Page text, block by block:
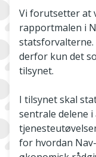
Vi forutsetter at
rapportmalen i
statsforvalterne.
derfor kun det
tilsynet.
I tilsynet skal
sentrale delene
for hvordan